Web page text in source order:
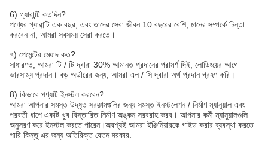
6) গ্যারান্টি কতদিন?
পণ্যের গ্যারান্টি এক বছর, এবং তাদের সেবা জীবন 10 বছরের বেশি, মানের সম্পর্কে চিন্তা
করবেন না, আমরা সবসময় সেরা করতে।
৭) পেমেন্টের মেয়াদ কত?
সাধারণত, আমরা টি / টি দ্বারা 30% আমানত প্রদানের পরামর্শ দিই, লোডিংয়ের আগে
ভারসাম্য প্রদান। বড় অর্ডারের জন্য, আমরা এল / সি দ্বারা অর্থ প্রদান গ্রহণ করি।
8) কিভাবে পণ্যটি ইনস্টল করবেন?
আমরা আপনার সমস্ত উদ্ধৃত সরঞ্জামগুলির জন্য সমস্ত ইনস্টলেশন / নির্মাণ ম্যানুয়াল এবং
পরবর্তী ধাপে একটি খুব বিস্তারিত নির্মাণ অঙ্কন সরবরাহ করব। আপনার কর্মী ম্যানুয়ালগুলি
অনুসরণ করে ইনস্টল করতে পারেন।অবশ্যই আমরা ইঞ্জিনিয়ারকে গাইড করার ব্যবস্থা করতে
পারি কিন্তু এর জন্য অতিরিক্ত বেতন দরকার.